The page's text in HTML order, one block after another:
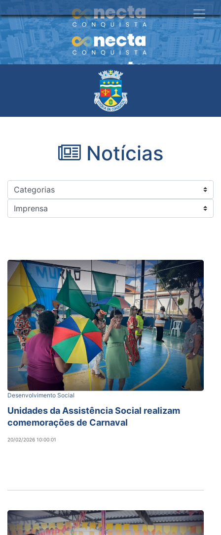
Notícias
Desenvolvimento Social
Unidades da Assistência Social realizam
comemorações de Carnaval
20/02/2026 10:00:01